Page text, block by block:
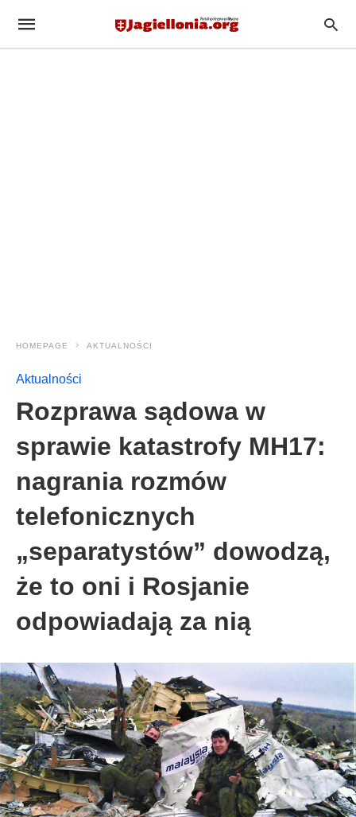
HOMEPAGE AKTUALNOŚCI
Aktualności
Rozprawa sądowa w
sprawie katastrofy MH17:
nagrania rozmów
telefonicznych
„separatystów” dowodzą,
że to oni i Rosjanie
odpowiadają za nią